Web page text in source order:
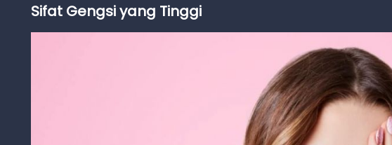
Sifat Gengsi yang Tinggi